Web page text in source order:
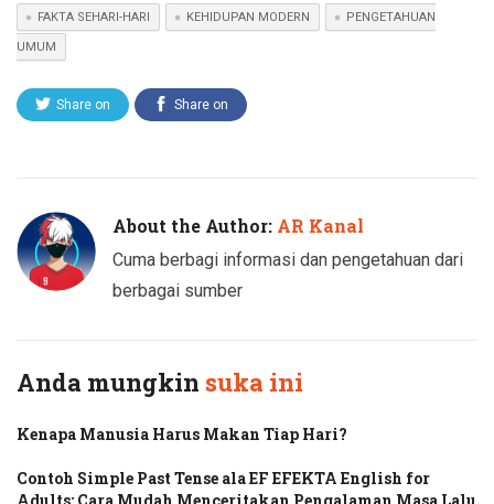
FAKTA SEHARI-HARI KEHIDUPAN MODERN PENGETAHUAN
UMUM
Share on Share on
About the Author: AR Kanal
Cuma berbagi informasi dan pengetahuan dari
berbagai sumber
Anda mungkin suka ini
Kenapa Manusia Harus Makan Tiap Hari?
Contoh Simple Past Tense ala EF EFEKTA English for